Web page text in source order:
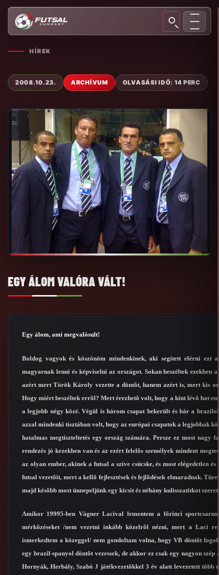
HÍREK
2008.10.23. ARCHÍVUM OLVASÁSI IDŐ: 14 PERC
EGY ÁLOM VALÓRA VÁLT!
Egy álom, ami megvalósult!
Boldog vagyok és köszönöm mindenkinek, aki segített elérni ezt
magyarnak lenni és képviselni az országot. Sokan beszéltek ezekben
azért mert Török Károly vezette a döntõt, hanem azért is, mert kis
Hogy miért beszéltek errõl? Mert érezhetõ volt, hogy a kint lévõ hat
a legjobb négy közé. Végül is három csapat bekerült és bár a
azzal mindenki tisztában volt, hogy az európai csapatok a legjobbak
hatalmas megtiszteltetés egy ország számára. Persze ez most nagy
rendezés jó kezekben van és az ezért felelõs személyek mindent
az olyan ember, akinek a futsal a szíve csücske, és most elégedetlen
futsal vezetõit, mert a kellõ fejlesztések és fejlõdések elmaradnak.
majd késõbb most ünnepeljünk egy kicsit és néhány kulisszatitkot
Amikor 19995-ben Vágner Lacival lementem a lõrinci
mérkõzéseket /nem vezetni inkább közelrõl nézni, mert a Laci
ismerkedtem a közeggel/ nem gondoltam volna, hogy VB döntõt
egy brazil-spanyol döntõt vezessek, de akkor ez csak egy nagyon
Hornyák, Herbály, Szabó J játékvezetõkkel 3 év alatt levezetett több